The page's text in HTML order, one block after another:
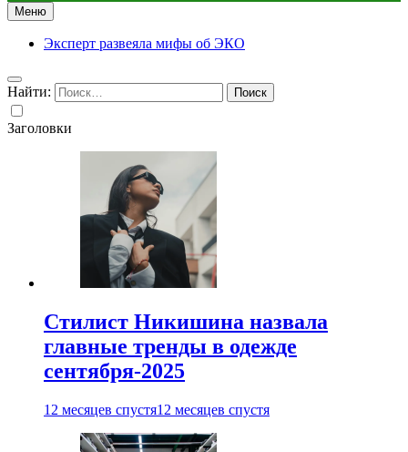
Меню
Эксперт развеяла мифы об ЭКО
Найти:
Заголовки
Стилист Никишина назвала
главные тренды в одежде
сентября-2025
12 месяцев спустя12 месяцев спустя